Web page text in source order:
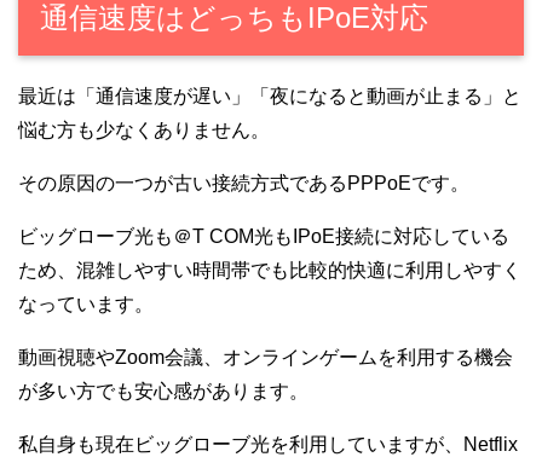
通信速度はどっちもIPoE対応
最近は「通信速度が遅い」「夜になると動画が止まる」と
悩む方も少なくありません。
その原因の一つが古い接続方式であるPPPoEです。
ビッグローブ光も＠T COM光もIPoE接続に対応している
ため、混雑しやすい時間帯でも比較的快適に利用しやすく
なっています。
動画視聴やZoom会議、オンラインゲームを利用する機会
が多い方でも安心感があります。
私自身も現在ビッグローブ光を利用していますが、Netflix